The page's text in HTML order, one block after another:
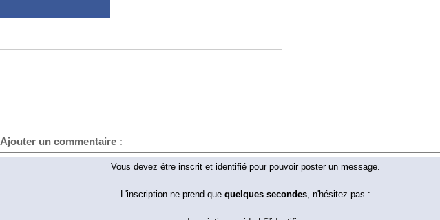
Ajouter un commentaire :
Vous devez être inscrit et identifié pour pouvoir poster un message.
L'inscription ne prend que quelques secondes, n'hésitez pas :